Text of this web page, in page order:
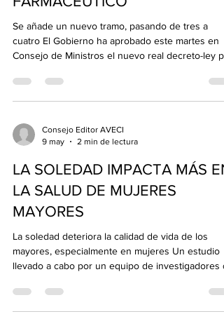
Se añade un nuevo tramo, pasando de tres a
cuatro El Gobierno ha aprobado este martes en
Consejo de Ministros el nuevo real decreto-ley
usuarios en la prestación farmacéutica, que
pretende "reforzar la equidad" en el acceso a los
de aportación, pasando a seis tramos, y topes
mensuales en función de la renta para la
Consejo Editor AVECI
9 may
2 min de lectura
LA SOLEDAD IMPACTA MÁS EN
LA SALUD DE MUJERES
MAYORES
La soledad deteriora la calidad de vida de los
mayores, especialmente en mujeres Un estudio
llevado a cabo por un equipo de investigadores
Pública y Microbiología de la Universidad
de Madrid (UAM) ha constatado que la soledad no